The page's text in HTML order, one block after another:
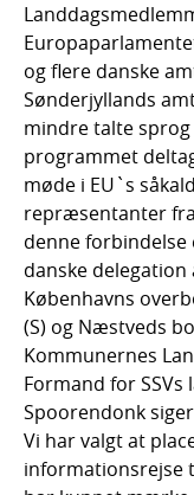
og flere danske
Sønderjyllands
mindre talte
programmet
møde i EU`s
repræsentanter
denne
danske
Københavns
(S) og Næstveds
Kommunernes
Formand for
Spoorendonk
Vi har valgt at
informationsrejse